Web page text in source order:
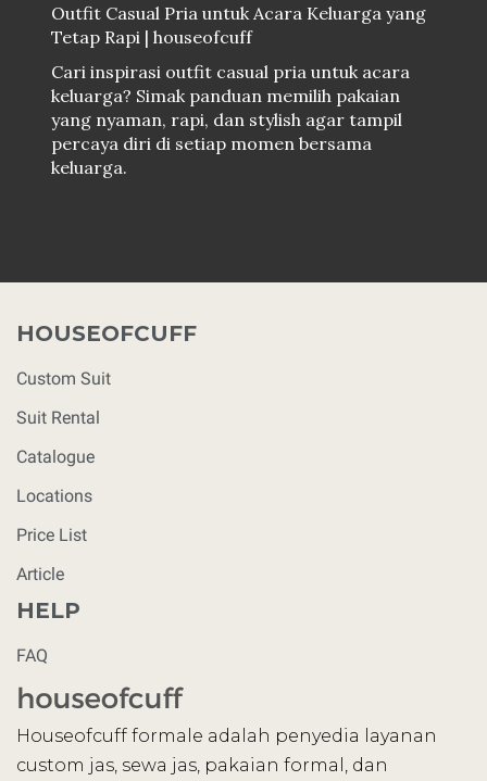
Outfit Casual Pria untuk Acara Keluarga yang
Tetap Rapi | houseofcuff
Cari inspirasi outfit casual pria untuk acara
keluarga? Simak panduan memilih pakaian
yang nyaman, rapi, dan stylish agar tampil
percaya diri di setiap momen bersama
keluarga.
HOUSEOFCUFF
Custom Suit
Suit Rental
Catalogue
Locations
Price List
Article
HELP
FAQ
Houseofcuff formale adalah penyedia layanan
custom jas, sewa jas, pakaian formal, dan